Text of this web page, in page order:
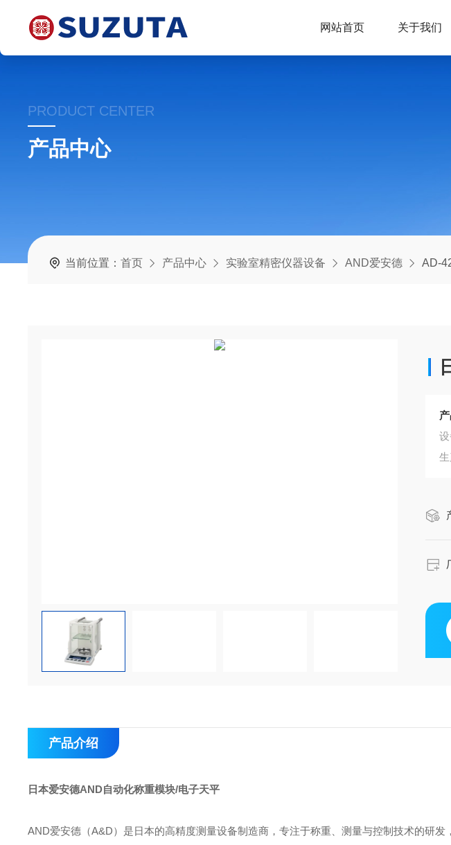
网站首页 关于我们
PRODUCT CENTER
产品中心
当前位置：首页 产品中心 实验室精密仪器设备 AND爱安德 AD-4212C-6000
产品介绍
日本爱安德AND自动化称重模块/电子天平
AND爱安德‌（A&D）是日本的高精度测量设备制造商，专注于称重、测量与控制技术的研